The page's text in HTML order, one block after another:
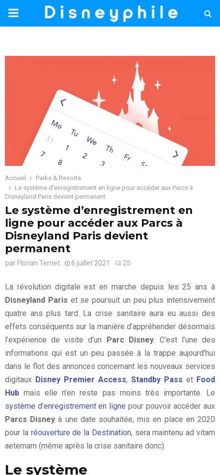
PRIMARY
Accueil
Parks & Resorts
Le système d’enregistrement en ligne pour accéder aux Parcs à
Disneyland Paris devient permanent
Le système d’enregistrement en
ligne pour accéder aux Parcs à
Disneyland Paris devient
permanent
par Florian Ternet 6 juillet 2021 25
La révolution digitale est en marche depuis les 25 ans à
Disneyland Paris et se poursuit un peu plus intensivement
quatre ans plus tard. La crise sanitaire aura eu aussi des
effets conséquents sur la manière d’appréhender désormais
l’expérience de visite d’un Parc Disney. C’est l’une des
informations qui est un peu passée à la trappe aujourd’hui
dans le flot des annonces concernant les nouveaux services
digitaux Disney Premier Access, Standby Pass et Food
Hub mais elle n’en reste pas moins très importante. Le
système d’enregistrement en ligne pour pouvoir accéder aux
Parcs Disney à une date souhaitée, mis en place en 2020
pour la réouverture de la Destination, sera maintenu ad vitam
aeternam (même après la crise sanitaire donc).
Le système